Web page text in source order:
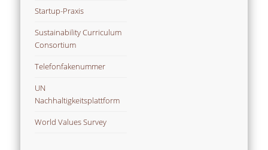
Startup-Praxis
Sustainability Curriculum
Consortium
Telefonfakenummer
UN
Nachhaltigkeitsplattform
World Values Survey